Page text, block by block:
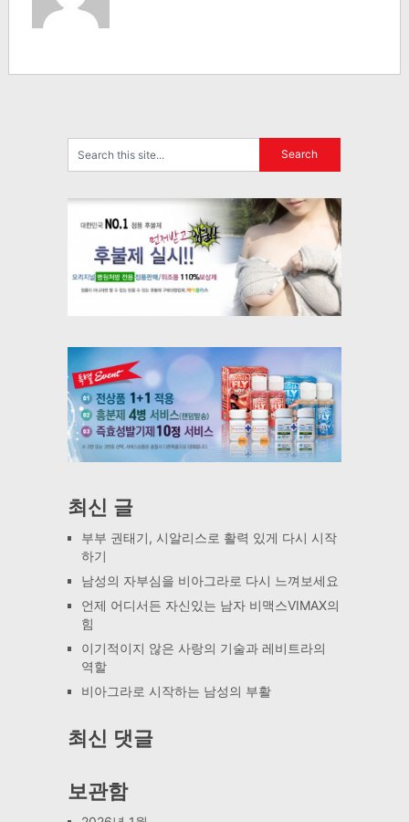
최신 글
부부 권태기, 시알리스로 활력 있게 다시 시작
하기
남성의 자부심을 비아그라로 다시 느껴보세요
언제 어디서든 자신있는 남자 비맥스VIMAX의
힘
이기적이지 않은 사랑의 기술과 레비트라의
역할
비아그라로 시작하는 남성의 부활
최신 댓글
보관함